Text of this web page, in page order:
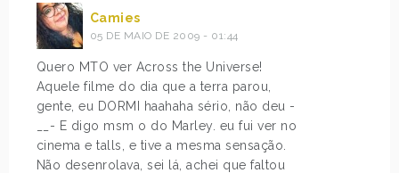
Camies
05 DE MAIO DE 2009 - 01:44
Quero MTO ver Across the Universe!
Aquele filme do dia que a terra parou,
gente, eu DORMI haahaha sério, não deu -
__- E digo msm o do Marley. eu fui ver no
cinema e talls, e tive a mesma sensação.
Não desenrolava, sei lá, achei que faltou